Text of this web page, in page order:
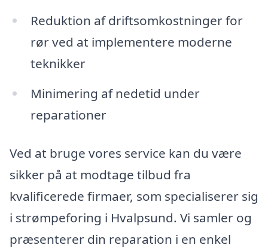
Reduktion af driftsomkostninger for
rør ved at implementere moderne
teknikker
Minimering af nedetid under
reparationer
Ved at bruge vores service kan du være
sikker på at modtage tilbud fra
kvalificerede firmaer, som specialiserer sig
i strømpeforing i Hvalpsund. Vi samler og
præsenterer din reparation i en enkel